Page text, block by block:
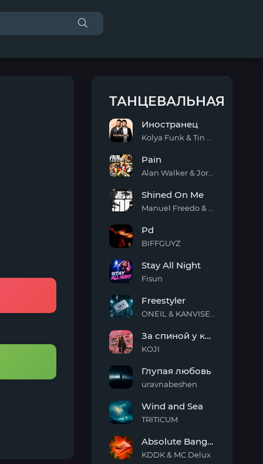
ТАНЦЕВАЛЬНАЯ
Иностранец
Pain
On
Me
Shined On Me
Pd
BIFFGUYZ
All
Night
Stay All Night
Fisun
Freestyler
спиной
у
За спиной у кисы
KOJI
любовь
Глупая любовь
uravnabeshen
and
Sea
Wind and Sea
TRITICUM
Absolute Banger
KDDK & MC Delux